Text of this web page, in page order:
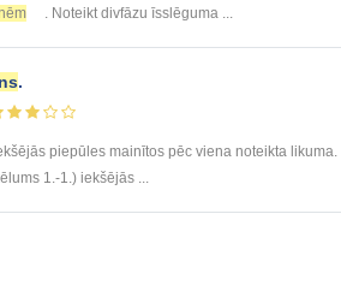
. Noteikt divfāzu īsslēguma ...
.
piepūles mainītos pēc viena noteikta likuma.
1.-1.) iekšējās ...